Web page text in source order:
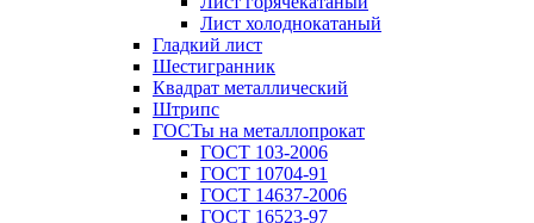
Лист холоднокатаный
Гладкий лист
Шестигранник
Квадрат металлический
Штрипс
ГОСТы на металлопрокат
ГОСТ 103-2006
ГОСТ 10704-91
ГОСТ 14637-2006
ГОСТ 16523-97